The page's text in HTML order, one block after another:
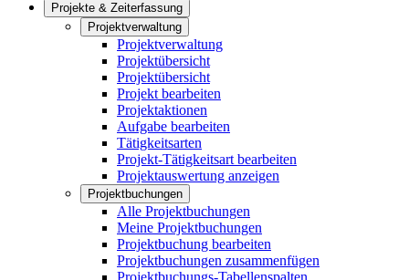
Projekte & Zeiterfassung
Projektverwaltung
Projektverwaltung
Projektübersicht
Projektübersicht
Projekt bearbeiten
Projektaktionen
Aufgabe bearbeiten
Tätigkeitsarten
Projekt-Tätigkeitsart bearbeiten
Projektauswertung anzeigen
Projektbuchungen
Alle Projektbuchungen
Meine Projektbuchungen
Projektbuchung bearbeiten
Projektbuchungen zusammenfügen
Projektbuchungs-Tabellenspalten